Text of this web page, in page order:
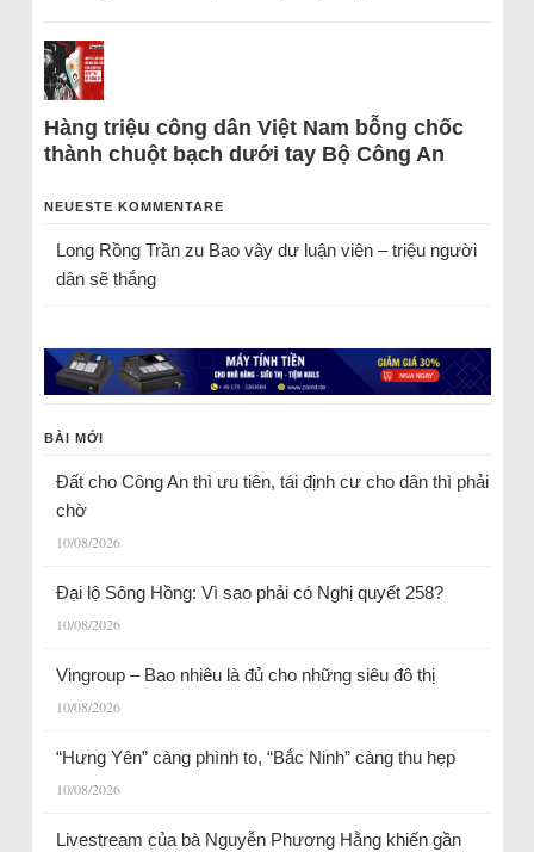
Hàng triệu công dân Việt Nam bỗng chốc
thành chuột bạch dưới tay Bộ Công An
NEUESTE KOMMENTARE
Long Rồng Trầnzu Bao vây dư luận viên – triệu người
dân sẽ thắng
BÀI MỚI
Đất cho Công An thì ưu tiên, tái định cư cho dân thì phải
chờ
10/08/2026
Đại lộ Sông Hồng: Vì sao phải có Nghị quyết 258?
10/08/2026
Vingroup – Bao nhiêu là đủ cho những siêu đô thị
10/08/2026
“Hưng Yên” càng phình to, “Bắc Ninh” càng thu hẹp
10/08/2026
Livestream của bà Nguyễn Phương Hằng khiến gần